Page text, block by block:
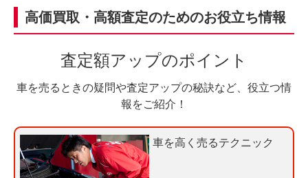
ン
入
秒
す
ぐ
無
無
料
電
で
に
高価買取・高額査定のためのお役立ち情報
査定額アップのポイント
車を売るときの疑問や査定アップの秘訣など、役立つ情
報をご紹介！
車を高く売るテクニック